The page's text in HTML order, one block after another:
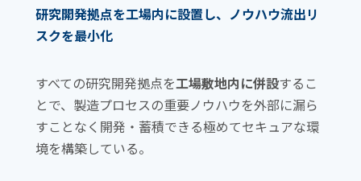
研究開発拠点を工場内に設置し、ノウハウ流出リ
スクを最小化
すべての研究開発拠点を工場敷地内に併設するこ
とで、製造プロセスの重要ノウハウを外部に漏ら
すことなく開発・蓄積できる極めてセキュアな環
境を構築している。